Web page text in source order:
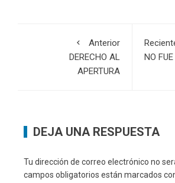
Anterior
DERECHO AL
APERTURA
NO
DEJA UNA RESPUESTA
Tu dirección de correo electrónico no
campos obligatorios están marcados